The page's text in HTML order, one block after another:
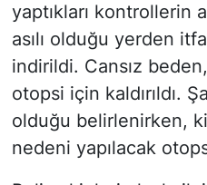
yaptıkları kontrollerin
asılı olduğu yerden
indirildi. Cansız
otopsi için kaldırıldı.
olduğu belirlenirken,
nedeni yapılacak